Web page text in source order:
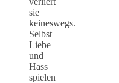
sie
keineswegs.
Selbst
Liebe
und
Hass
spielen